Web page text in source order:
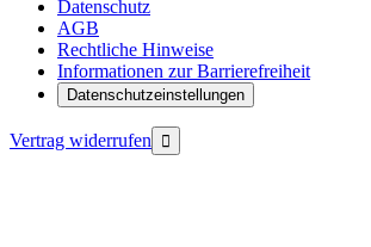
Datenschutz
AGB
Rechtliche Hinweise
Informationen zur Barrierefreiheit
Datenschutzeinstellungen
Vertrag widerrufen 